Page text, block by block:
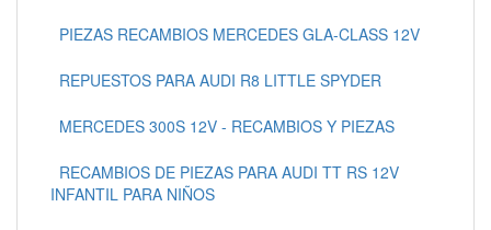
PIEZAS RECAMBIOS MERCEDES GLA-CLASS 12V
REPUESTOS PARA AUDI R8 LITTLE SPYDER
MERCEDES 300S 12V - RECAMBIOS Y PIEZAS
RECAMBIOS DE PIEZAS PARA AUDI TT RS 12V
INFANTIL PARA NIÑOS